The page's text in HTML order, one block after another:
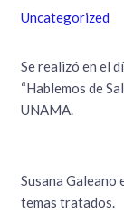
Uncategorized
Se realizó en el
“Hablemos de
UNAMA.
Susana
temas tratados.